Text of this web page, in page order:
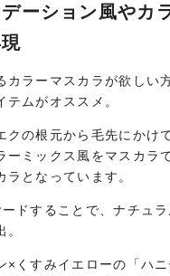
ーション風やカ
カラーマスカラが欲しい
テムがオススメ。
クの根元から毛先にかけ
ーミックス風をマスカラ
ラとなっています。
ドすることで、ナチュ
×くすみイエローの「ハ